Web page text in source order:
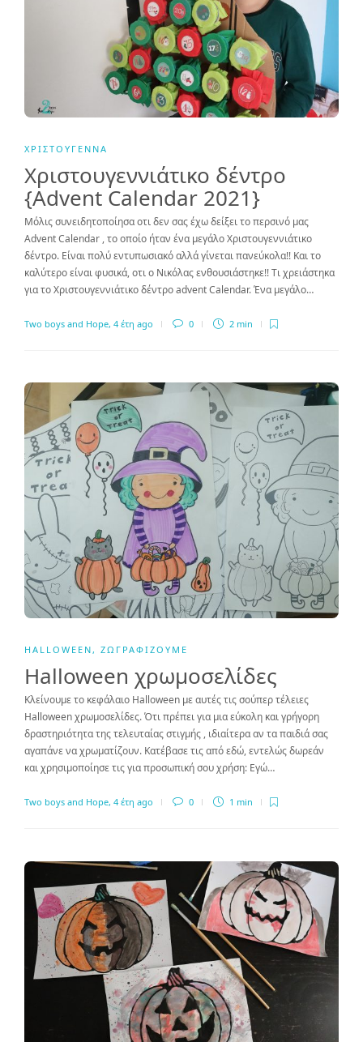
ΧΡΙΣΤΟΎΓΕΝΝΑ
Χριστουγεννιάτικο δέντρο
{Advent Calendar 2021}
Μόλις συνειδητοποίησα οτι δεν σας έχω δείξει το περσινό μας
Advent Calendar , το οποίο ήταν ένα μεγάλο Χριστουγεννιάτικο
δέντρο. Είναι πολύ εντυπωσιακό αλλά γίνεται πανεύκολα!! Και το
καλύτερο είναι φυσικά, οτι ο Νικόλας ενθουσιάστηκε!! Τι χρειάστηκα
για το Χριστουγεννιάτικο δέντρο advent Calendar. Ένα μεγάλο…
Two boys and Hope, 4 έτη ago 0 2 min
HALLOWEEN, ΖΩΓΡΑΦΊΖΟΥΜΕ
Halloween χρωμοσελίδες
Κλείνουμε το κεφάλαιο Halloween με αυτές τις σούπερ τέλειες
Halloween χρωμοσελίδες. Ότι πρέπει για μια εύκολη και γρήγορη
δραστηριότητα της τελευταίας στιγμής , ιδιαίτερα αν τα παιδιά σας
αγαπάνε να χρωματίζουν. Κατέβασε τις από εδώ, εντελώς δωρεάν
και χρησιμοποίησε τις για προσωπική σου χρήση: Εγώ…
Two boys and Hope, 4 έτη ago 0 1 min